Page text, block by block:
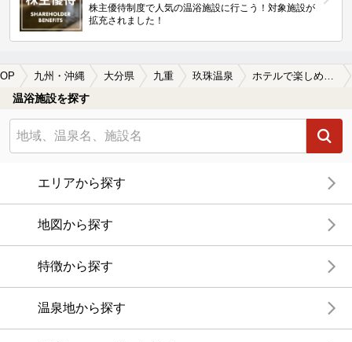
株主優待制度で人気の温浴施設に行こう！対象施設が
拡充されました！
九州・沖縄 大分県 九重 玖珠温泉 ホテルで楽しめる玖珠温泉の温泉、日帰り温泉、スーパー銭湯おすすめ
温浴施設を探す
エリアから探す
地図から探す
特徴から探す
温泉地から探す